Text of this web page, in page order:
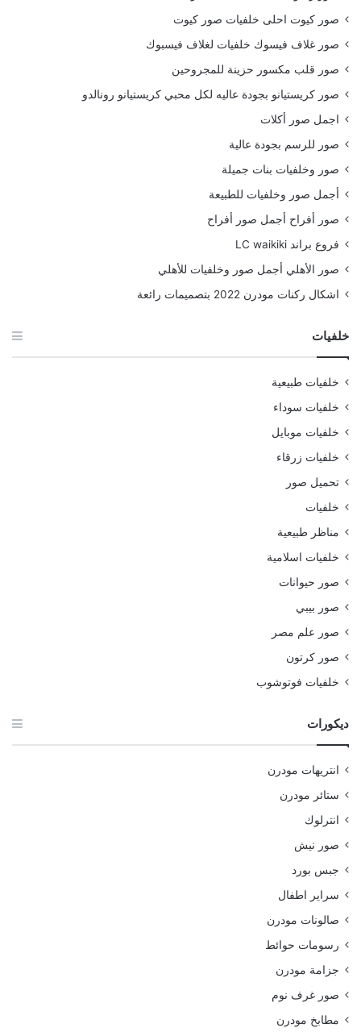
صور كيوت احلى خلفيات صور كيوت
صور غلاف فيسوك خلفيات لغلاف فيسبوك
صور قلب مكسور حزينة للمجروحين
صور كريستيانو بجودة عاليه لكل محبي كريستيانو رونالدو
اجمل صور أكلات
صور للرسم بجودة عالية
صور وخلفيات بنات جميلة
أجمل صور وخلفيات للطبيعة
صور أفراح أجمل صور أفراح
فروع براند LC waikiki
صور الأهلي أجمل صور وخلفيات للأهلي
اشكال ركنات مودرن 2022 بتصميمات رائعة
خلفيات
خلفيات طبيعية
خلفيات سوداء
خلفيات موبايل
خلفيات زرقاء
تحميل صور
خلفيات
مناظر طبيعية
خلفيات اسلامية
صور حيوانات
صور بيبي
صور علم مصر
صور كرتون
خلفيات فوتوشوب
ديكورات
انتريهات مودرن
ستائر مودرن
انترلوك
صور نيش
جبس بورد
سراير اطفال
صالونات مودرن
رسومات حوائط
جزامة مودرن
صور غرف نوم
مطابخ مودرن